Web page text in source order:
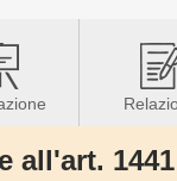
all'art.